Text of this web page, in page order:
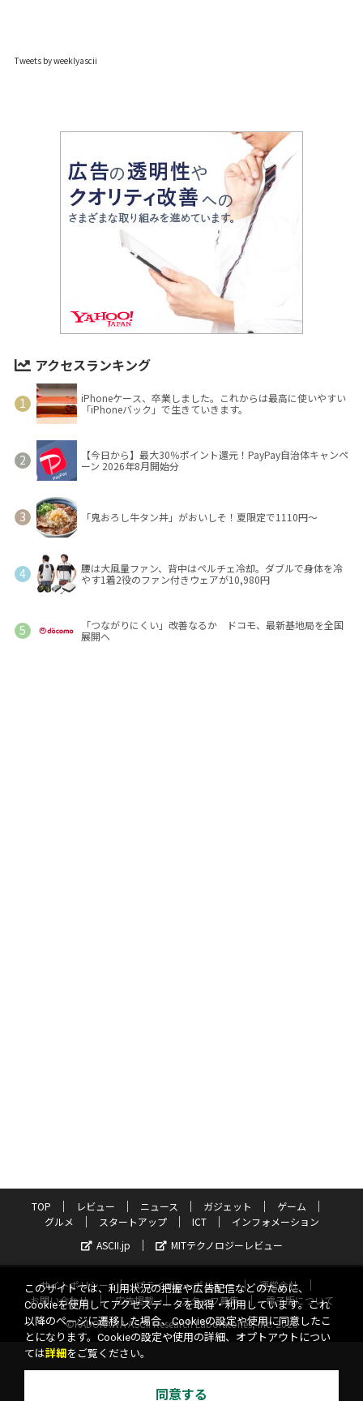
Tweets by weeklyascii
アクセスランキング
iPhoneケース、卒業しました。これからは最高に使いやすい
「iPhoneバック」で生きていきます。
【今日から】最大30％ポイント還元！PayPay自治体キャンペ
ーン 2026年8月開始分
「鬼おろし牛タン丼」がおいしそ！夏限定で1110円～
腰は大風量ファン、背中はペルチェ冷却。ダブルで身体を冷
やす1着2役のファン付きウェアが10,980円
「つながりにくい」改善なるか ドコモ、最新基地局を全国
展開へ
TOP レビュー ニュース ガジェット
ゲーム
グルメ
スタートアップ ICT
インフォメーション
ASCII.jp
MITテクノロジーレビュー
サイトポリシー プライバシーポリシー
運営会社
お問い合わせ
広告掲載 スタッフ募集
電子版について
©KADOKAWA ASCII Research Laboratories, Inc. 2026
このサイトでは、利用状況の把握や広告配信などのために、
Cookieを使用してアクセスデータを取得・利用しています。これ
以降のページに遷移した場合、Cookieの設定や使用に同意したこ
とになります。Cookieの設定や使用の詳細、オプトアウトについ
ては詳細 をご覧ください。
同意する